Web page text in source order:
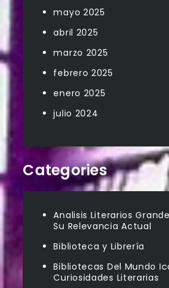
mayo 2025
abril 2025
marzo 2025
febrero 2025
enero 2025
julio 2024
Categories
Analisis Literarios
Su Relevancia Actual
Biblioteca y Librería
Bibliotecas Del Mundo
Curiosidades Literarias